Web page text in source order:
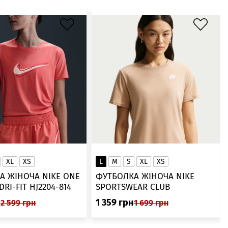
XL XS
ЖІНОЧА NIKE ONE
SWOOSH DRI-FIT HJ2204-814
2 599 грн
L M S XL XS
ФУТБОЛКА ЖІНОЧА NIKE
SPORTSWEAR CLUB
ESSENTIALS DX7902-286
1 359 грн1 699 грн